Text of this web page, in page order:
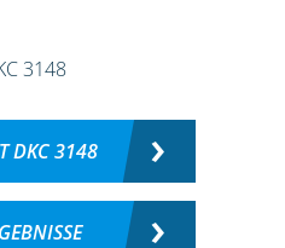
DKC 3148